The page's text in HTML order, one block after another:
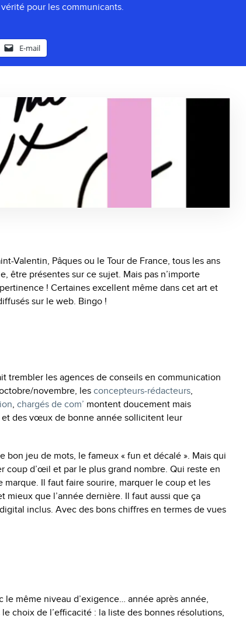
pour les communicants.
E-mail
Valentin, Pâques ou le Tour de France, tous les ans
être présentes sur ce sujet. Mais pas n’importe
! Certaines excellent même dans cet art et
sur le web. Bingo !
trembler les agences de conseils en communication
novembre, les concepteurs-rédacteurs,
, chargés de com’ montent doucement mais
des vœux de bonne année sollicitent leur
bon jeu de mots, le fameux « fun et décalé ». Mais qui
coup d’œil et par le plus grand nombre. Qui reste en
Il faut faire sourire, marquer le coup et les
mieux que l’année dernière. Il faut aussi que ça
inclus. Avec des bons chiffres en termes de vues
même niveau d’exigence… année après année,
choix de l’efficacité : la liste des bonnes résolutions,